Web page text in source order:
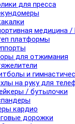
для пресса
медицина /
платформы
для отжимания
и
на руку для
/ бутылочки
кардио
дорожки